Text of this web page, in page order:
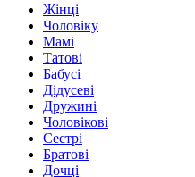
Жінці
Чоловіку
Мамі
Татові
Бабусі
Дідусеві
Дружині
Чоловікові
Сестрі
Братові
Дочці